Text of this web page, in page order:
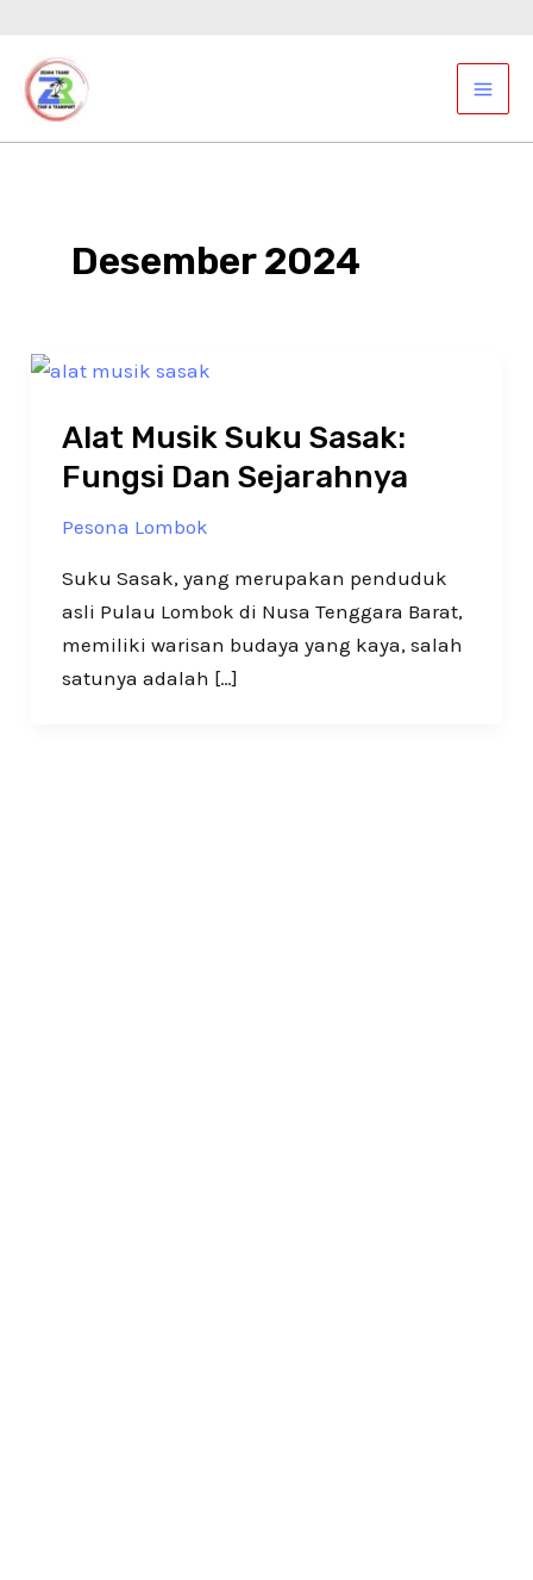
konten
Main
Desember 2024
Alat Musik Suku Sasak:
Fungsi Dan Sejarahnya
Pesona Lombok
Suku Sasak, yang merupakan penduduk
asli Pulau Lombok di Nusa Tenggara Barat,
memiliki warisan budaya yang kaya, salah
satunya adalah […]